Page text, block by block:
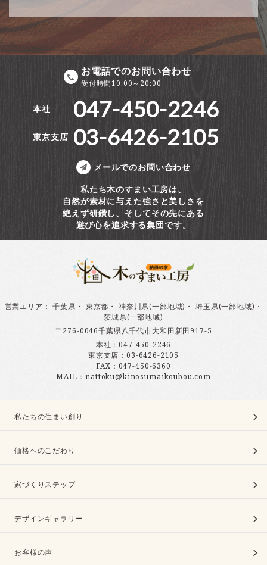
お電話でのお問い合わせ
受付時間10:00～20:00
本社 047-450-2246
東京支店 03-6426-2105
メールでのお問い合わせ
私たち木のすまい工房は、
自然が素材に与えた強さと美しさを
絶えず研鑽し、そしてその先にある
遊び心を追求する集団です。
営業エリア ：千葉県 ・ 東京都 ・ 神奈川県(一部地域) ・ 埼玉県(一部地域) ・
茨城県(一部地域)
〒276-0046千葉県八千代市大和田新田917-5
本社：047-450-2246
東京支店：03-6426-2105
FAX：047-450-6360
MAIL：nattoku@kinosumaikoubou.com
私たちの住まい創り
価格へのこだわり
家づくりステップ
デザインギャラリー
お客様の声